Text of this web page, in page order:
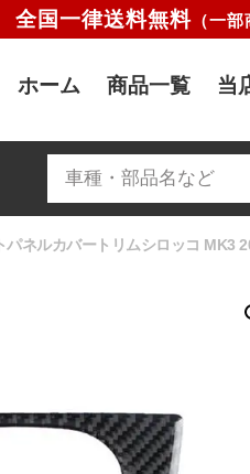
全国一律送料無料 （一
ホーム 商品一覧 当
ネルカバートリムシロッコ MK3